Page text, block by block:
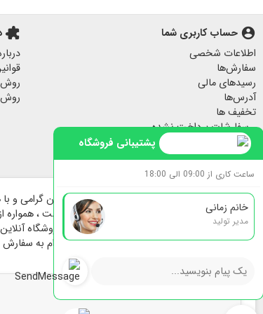
هدایای مناسبتی
آباژور چوبی رومیزی
پاف مبل
جا کلیدی دیواری
پرده مخمل
لیوان ماگ
لیوان و ماگ
سرامیکی
فیلم داستان مفاخر
account_circle حساب کاربری شما
اطلاعات شخصی
سفارش‌ها
رسیدهای مالی
آدرس‌ها
تخفیف ها
سفارشات پرداخت نشده
هشدارهای من
extension
روش
پشتیبانی فروشگاه
ساعت کاری از 09:00 الی 18:00
خانم زمانی
مدیر تولید
هنرمندان پارسی تاسیس و راه اندازی گردیده است ، همواره
در فرایند پیش و حین خرید بوده است ؛ برای فروشگاه آنلاین
بیشترین سهولت انتخاب و با خیالی آسوده اقدام به سفارش